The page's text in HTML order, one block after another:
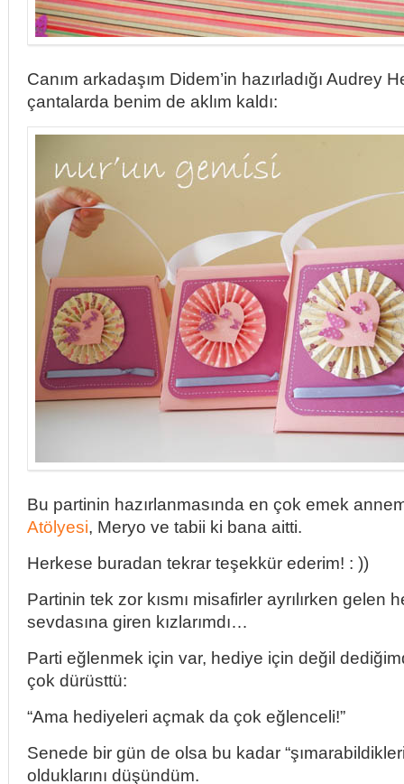
Canım arkadaşım Didem’in hazırladığı Audrey
çantalarda benim de aklım kaldı:
Bu partinin hazırlanmasında en çok emek
Atölyesi, Meryo ve tabii ki bana aitti.
Herkese buradan tekrar teşekkür ederim! : ))
Partinin tek zor kısmı misafirler ayrılırken gelen
sevdasına giren kızlarımdı…
Parti eğlenmek için var, hediye için değil
çok dürüsttü:
“Ama hediyeleri açmak da çok eğlenceli!”
Senede bir gün de olsa bu kadar
olduklarını düşündüm.